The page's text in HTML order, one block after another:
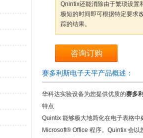
Qnintix还能消除由于繁琐设置
极短的时间即可根据特定要求
踪的结果。
咨询订购
赛多利斯电子天平产品概述：
华科达实验设备为您提供优质的赛多
特点
Quintix 能够极大地简化在电子表格
Microsoft® Office 程序。Quintix 会